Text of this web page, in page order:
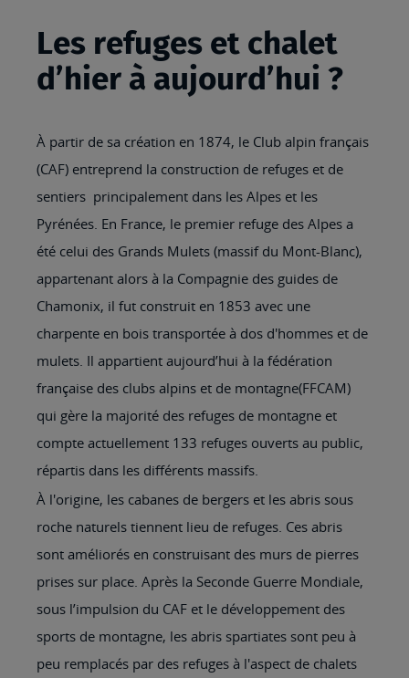
Les refuges et chalet
d’hier à aujourd’hui ?
À partir de sa création en 1874, le Club alpin français
(CAF) entreprend la construction de refuges et de
sentiers principalement dans les Alpes et les
Pyrénées. En France, le premier refuge des Alpes a
été celui des Grands Mulets (massif du Mont-Blanc),
appartenant alors à la Compagnie des guides de
Chamonix, il fut construit en 1853 avec une
charpente en bois transportée à dos d'hommes et de
mulets. Il appartient aujourd’hui à la fédération
française des clubs alpins et de montagne(FFCAM)
qui gère la majorité des refuges de montagne et
compte actuellement 133 refuges ouverts au public,
répartis dans les différents massifs.
À l'origine, les cabanes de bergers et les abris sous
roche naturels tiennent lieu de refuges. Ces abris
sont améliorés en construisant des murs de pierres
prises sur place. Après la Seconde Guerre Mondiale,
sous l’impulsion du CAF et le développement des
sports de montagne, les abris spartiates sont peu à
peu remplacés par des refuges à l'aspect de chalets